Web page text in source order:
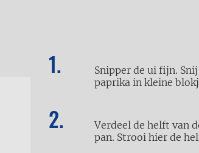
Snipper de ui fijn.
paprika in kleine
Verdeel de helft van
pan. Strooi hier de